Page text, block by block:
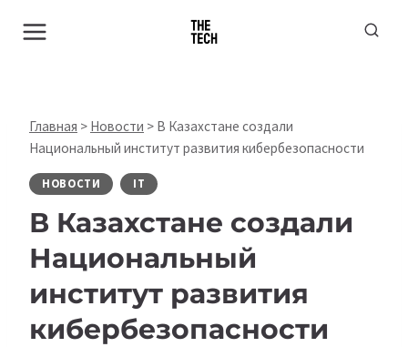
Главная > Новости > В Казахстане создали
Национальный институт развития кибербезопасности
НОВОСТИ IT
В Казахстане создали
Национальный
институт развития
кибербезопасности